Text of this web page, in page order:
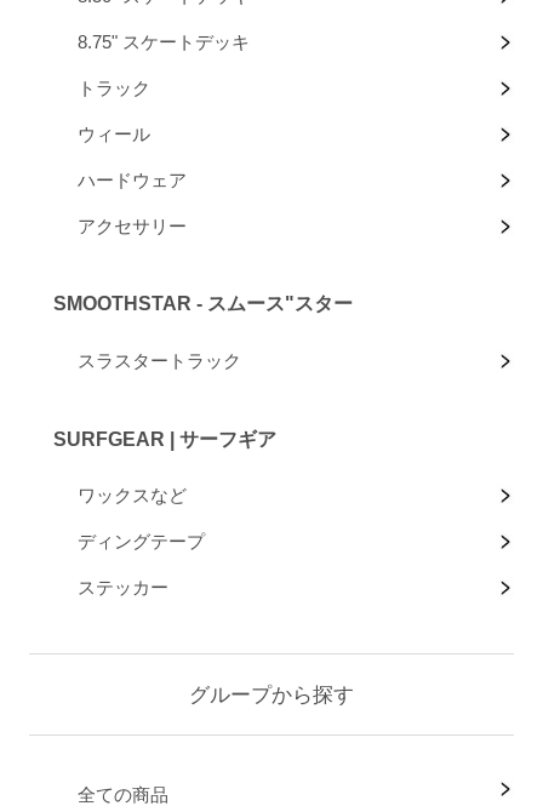
8.75" スケートデッキ
トラック
ウィール
ハードウェア
アクセサリー
SMOOTHSTAR - スムース"スター
スラスタートラック
SURFGEAR | サーフギア
ワックスなど
ディングテープ
ステッカー
グループから探す
全ての商品